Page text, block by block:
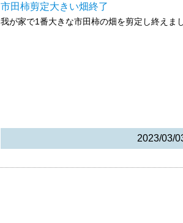
市田柿剪定大きい畑終了
我が家で1番大きな市田柿の畑を剪定し終えま
2023/03/